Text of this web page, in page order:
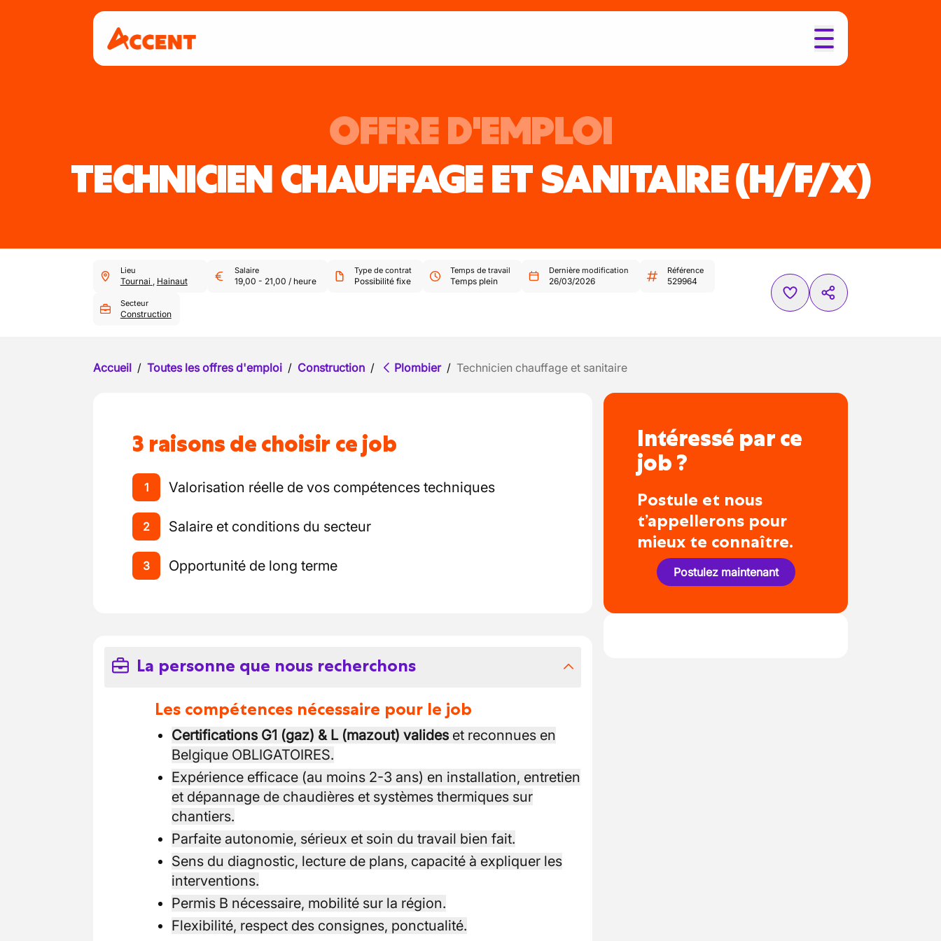
OFFRE D'EMPLOI
TECHNICIEN CHAUFFAGE ET SANITAIRE(H/F/X)
Lieu
Tournai , Hainaut
Salaire
19,00 - 21,00 / heure
Type de contrat
Possibilité fixe
Temps de travail
Temps plein
Dernière modification
26/03/2026
Référence
529964
Secteur
Construction
Accueil / Toutes les offres d'emploi / Construction / Plombier / Technicien chauffage et sanitaire
3 raisons de choisir ce job
1 Valorisation réelle de vos compétences techniques
2 Salaire et conditions du secteur
3 Opportunité de long terme
La personne que nous recherchons
Les compétences nécessaire pour le job
Certifications G1 (gaz) & L (mazout) valides et reconnues en
Belgique OBLIGATOIRES.
Expérience efficace (au moins 2-3 ans) en installation, entretien
et dépannage de chaudières et systèmes thermiques sur
chantiers.
Parfaite autonomie, sérieux et soin du travail bien fait.
Sens du diagnostic, lecture de plans, capacité à expliquer les
interventions.
Permis B nécessaire, mobilité sur la région.
Flexibilité, respect des consignes, ponctualité.
Intéressé par ce
job ?
Postule et nous
t’appellerons pour
mieux te connaître.
Postulez maintenant